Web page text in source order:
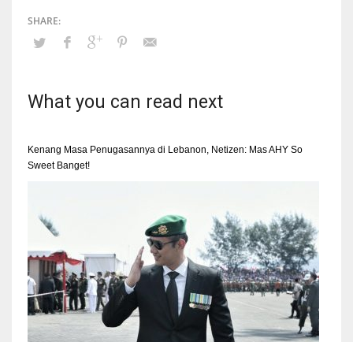
What you can read next
Kenang Masa Penugasannya di Lebanon, Netizen: Mas AHY So
Sweet Banget!